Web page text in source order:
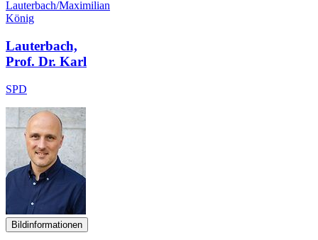
Lauterbach/Maximilian
König
Lauterbach,
Prof. Dr. Karl
SPD
Bildinformationen